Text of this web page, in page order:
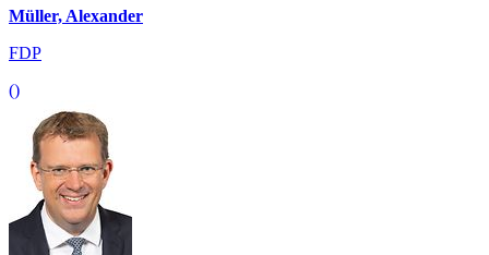
Müller, Alexander
FDP
()